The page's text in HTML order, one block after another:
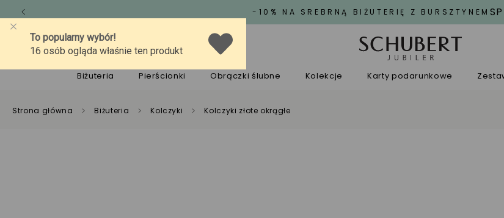
-10% NA SREBRNĄ BIŻUTERIĘ Z BURSZTYNEM
O marceJakośćPomoc
Biżuteria Pierścionki Obrączki ślubne Kolekcje Karty podarunkowe
Strona główna Biżuteria Kolczyki Kolczyki złote okrągłe